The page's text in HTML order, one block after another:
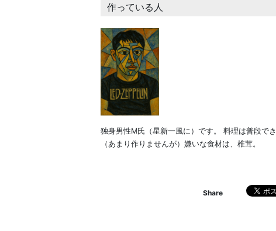
作っている人
独身男性M氏（星新一風に）です。 料理は普段で
（あまり作りませんが）嫌いな食材は、椎茸。
Share